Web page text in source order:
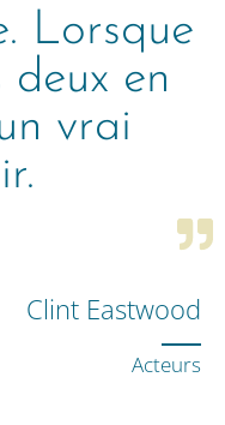
Lorsque
deux en
vrai
Clint Eastwood
Acteurs